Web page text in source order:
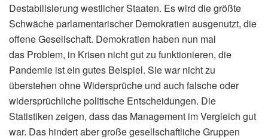
Destabilisierung westlicher Staaten. Es wird die größte
Schwäche parlamentarischer Demokratien ausgenutzt, die
offene Gesellschaft. Demokratien haben nun mal
das Problem, in Krisen nicht gut zu funktionieren, die
Pandemie ist ein gutes Beispiel. Sie war nicht zu
überstehen ohne Widersprüche und auch falsche oder
widersprüchliche politische Entscheidungen. Die
Statistiken zeigen, dass das Management im Vergleich gut
war. Das hindert aber große gesellschaftliche Gruppen